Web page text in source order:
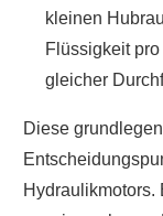
kleinen
Flüssigkeit
gleicher
Diese
Hydraulikmotors.